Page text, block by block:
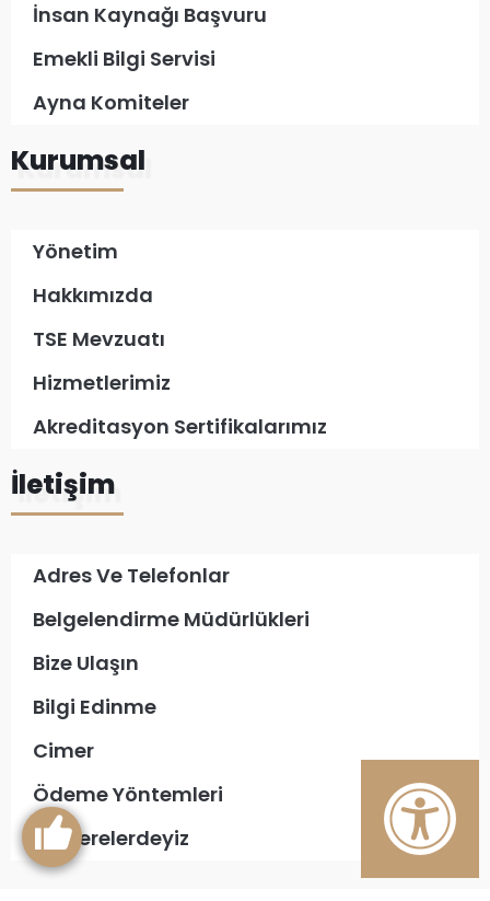
İnsan Kaynağı Başvuru
Emekli Bilgi Servisi
Ayna Komiteler
Kurumsal
Yönetim
Hakkımızda
TSE Mevzuatı
Hizmetlerimiz
Akreditasyon Sertifikalarımız
İletişim
Adres Ve Telefonlar
Belgelendirme Müdürlükleri
Bize Ulaşın
Bilgi Edinme
Cimer
Ödeme Yöntemleri
Biz Nerelerdeyiz